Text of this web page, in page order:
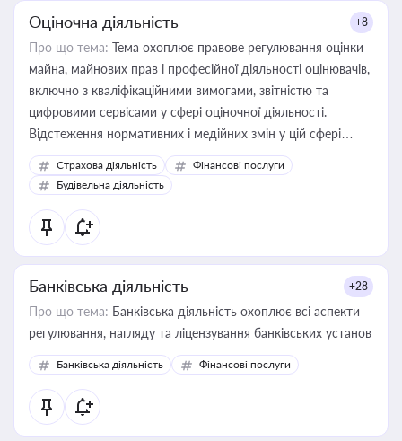
Оціночна діяльність +8
Про що тема: Тема охоплює правове регулювання оцінки
майна, майнових прав і професійної діяльності оцінювачів,
включно з кваліфікаційними вимогами, звітністю та
цифровими сервісами у сфері оціночної діяльності.
Відстеження нормативних і медійних змін у цій сфері
корисне для власника бізнесу, керівника, юриста або
бухгалтера під час оподаткування, приватизації, оренди
державного майна, корпоративних угод і перевірки
статусу суб'єктів оціночної діяльності
Страхова діяльність
Фінансові послуги
Будівельна діяльність
Банківська діяльність +28
Про що тема: Банківська діяльність охоплює всі аспекти
регулювання, нагляду та ліцензування банківських установ
Банківська діяльність Фінансові послуги